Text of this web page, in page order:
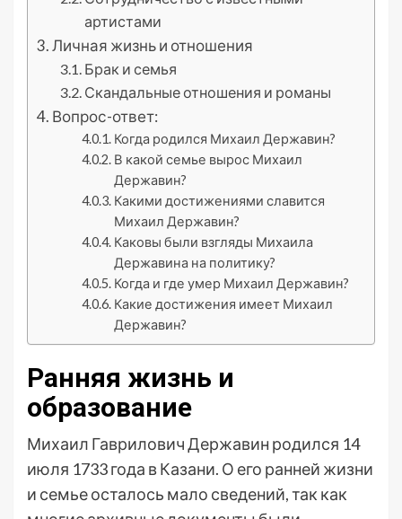
артистами
Личная жизнь и отношения
Брак и семья
Скандальные отношения и романы
Вопрос-ответ:
Когда родился Михаил Державин?
В какой семье вырос Михаил
Державин?
Какими достижениями славится
Михаил Державин?
Каковы были взгляды Михаила
Державина на политику?
Когда и где умер Михаил Державин?
Какие достижения имеет Михаил
Державин?
Ранняя жизнь и
образование
Михаил Гаврилович Державин родился 14
июля 1733 года в Казани. О его ранней жизни
и семье осталось мало сведений, так как